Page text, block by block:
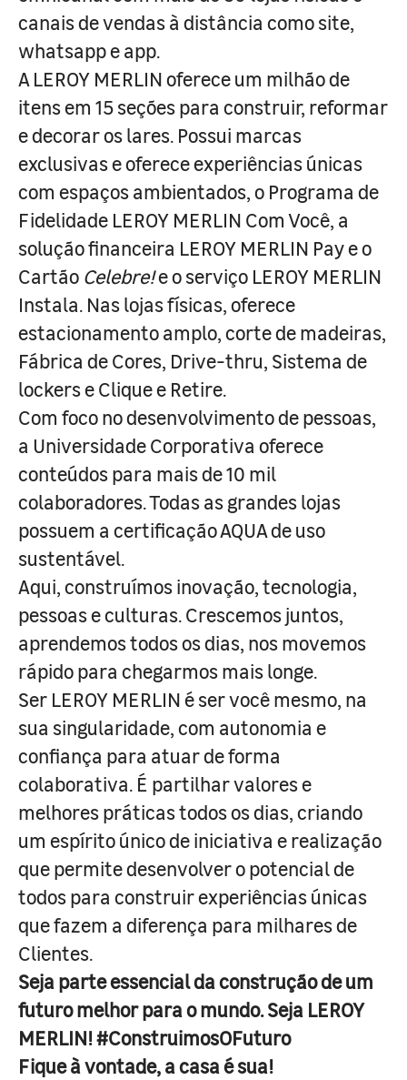
canais de vendas à distância como site,
whatsapp e app.
A LEROY MERLIN oferece um milhão de
itens em 15 seções para construir, reformar
e decorar os lares. Possui marcas
exclusivas e oferece experiências únicas
com espaços ambientados, o Programa de
Fidelidade LEROY MERLIN Com Você, a
solução financeira LEROY MERLIN Pay e o
Cartão Celebre!e o serviço LEROY MERLIN
Instala. Nas lojas físicas, oferece
estacionamento amplo, corte de madeiras,
Fábrica de Cores, Drive-thru, Sistema de
lockers e Clique e Retire.
Com foco no desenvolvimento de pessoas,
a Universidade Corporativa oferece
conteúdos para mais de 10 mil
colaboradores. Todas as grandes lojas
possuem a certificação AQUA de uso
sustentável.
Aqui, construímos inovação, tecnologia,
pessoas e culturas. Crescemos juntos,
aprendemos todos os dias, nos movemos
rápido para chegarmos mais longe.
Ser LEROY MERLIN é ser você mesmo, na
sua singularidade, com autonomia e
confiança para atuar de forma
colaborativa. É partilhar valores e
melhores práticas todos os dias, criando
um espírito único de iniciativa e realização
que permite desenvolver o potencial de
todos para construir experiências únicas
que fazem a diferença para milhares de
Clientes.
Seja parte essencial da construção de um
futuro melhor para o mundo. Seja LEROY
MERLIN! #ConstruimosOFuturo
Fique à vontade, a casa é sua!